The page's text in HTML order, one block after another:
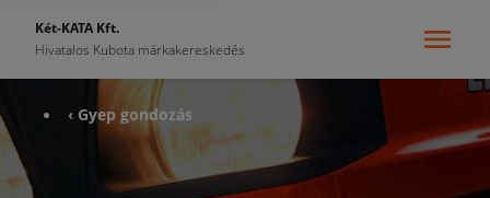
Két-KATA Kft.
Hivatalos Kubota márkakereskedés
‹ Gyep gondozás